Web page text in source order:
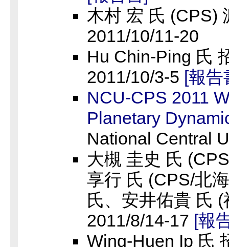
木村 宏 氏 (CPS)
2011/10/11-20
Hu Chin-Ping 氏
2011/10/3-5 [報告
NCU-CPS 2011
Planetary
National Central
大槻 圭史 氏
享行 氏 (CPS/北
氏、安井佑貴 氏
2011/8/14-17 [報
Wing-Huen Ip 氏